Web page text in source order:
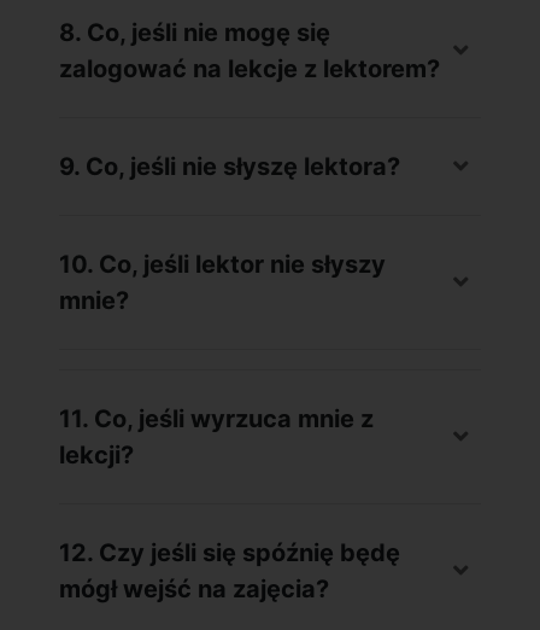
8. Co, jeśli nie mogę się
zalogować na lekcje z lektorem?
9. Co, jeśli nie słyszę lektora?
10. Co, jeśli lektor nie słyszy
mnie?
11. Co, jeśli wyrzuca mnie z
lekcji?
12. Czy jeśli się spóźnię będę
mógł wejść na zajęcia?